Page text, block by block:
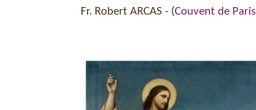
Fr. Robert ARCAS - (Couvent de Paris